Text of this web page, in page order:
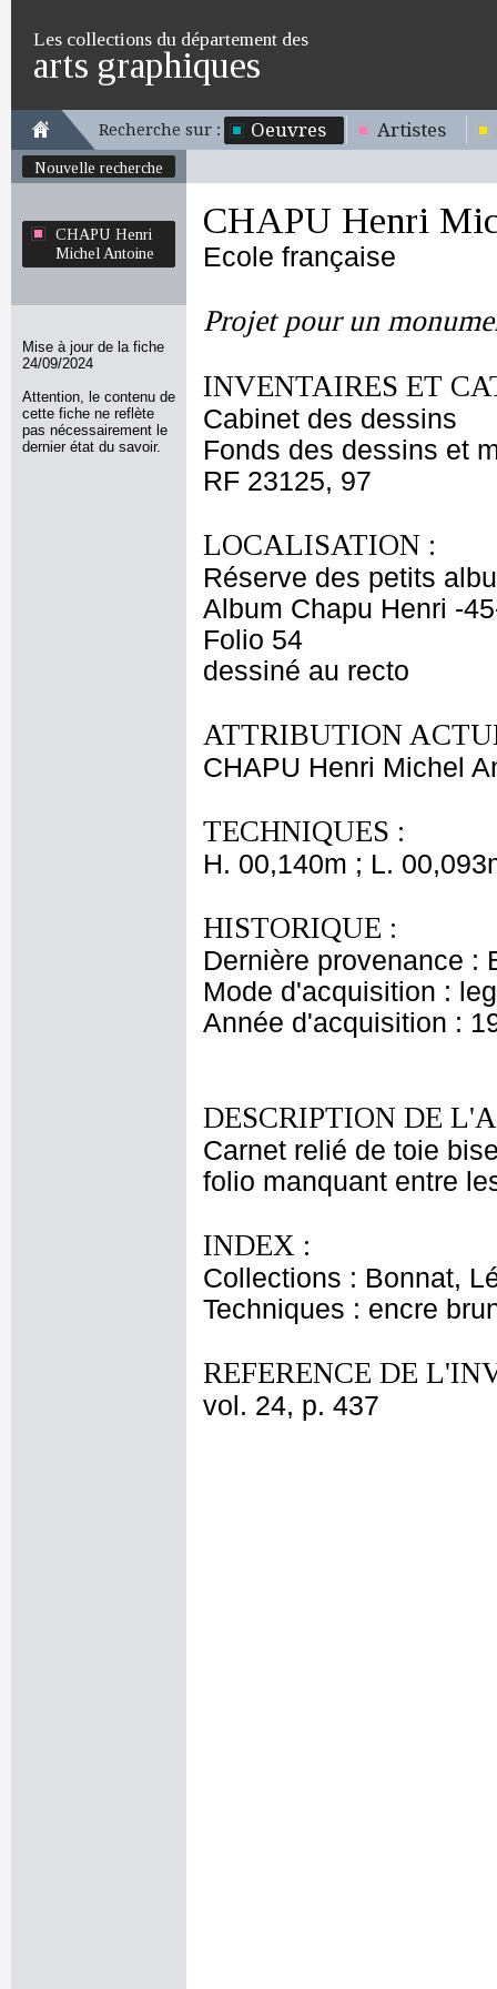
Les collections du département des
arts graphiques
Recherche sur : Oeuvres Artistes
Nouvelle recherche
CHAPU Henri
Michel Antoine
Mise à jour de la fiche
24/09/2024
Attention, le contenu de
cette fiche ne reflète
pas nécessairement le
dernier état du savoir.
CHAPU Henri
Ecole française
Projet pour un
INVENTAIRES ET
Cabinet des dessins
Fonds des dessins et
RF 23125, 97
LOCALISATION :
Réserve des petits
Album Chapu Henri -
Folio 54
dessiné au recto
ATTRIBUTION
CHAPU Henri Michel
TECHNIQUES :
H. 00,140m ; L.
HISTORIQUE :
Dernière provenance :
Mode d'acquisition :
Année d'acquisition :
DESCRIPTION DE
Carnet relié de toie
folio manquant entre
INDEX :
Collections : Bonnat,
Techniques : encre
REFERENCE DE
vol. 24, p. 437